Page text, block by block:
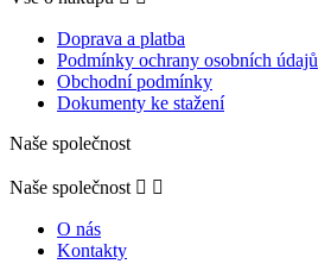
Doprava a platba
Podmínky ochrany osobních údajů
Obchodní podmínky
Dokumenty ke stažení
Naše společnost
Naše společnost  
O nás
Kontakty